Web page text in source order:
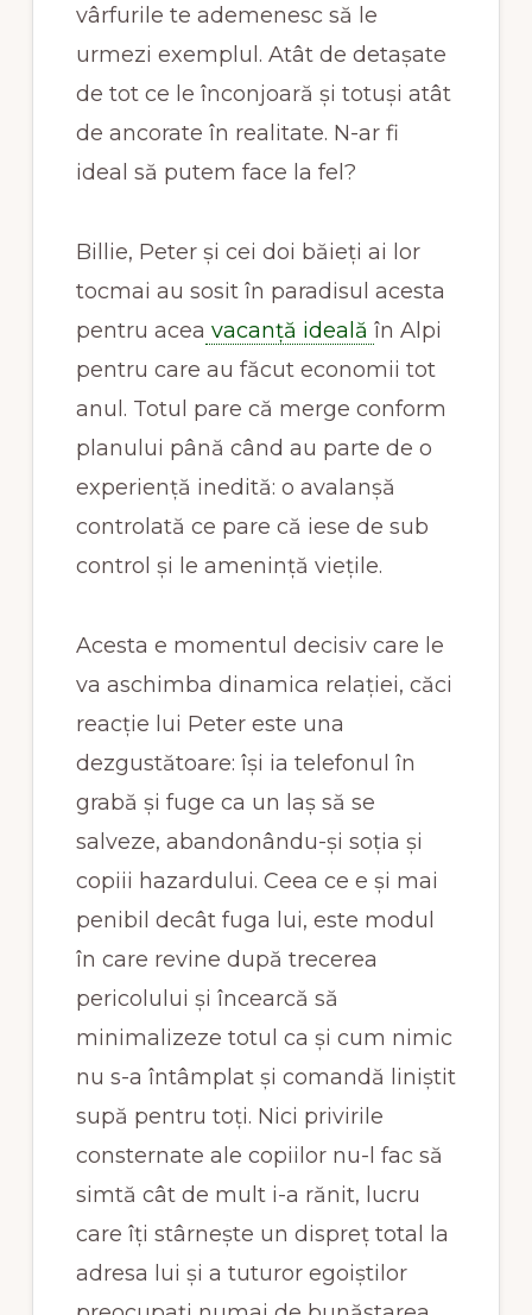
vârfurile te ademenesc să le
urmezi exemplul. Atât de detașate
de tot ce le înconjoară și totuși atât
de ancorate în realitate. N-ar fi
ideal să putem face la fel?
Billie, Peter și cei doi băieți ai lor
tocmai au sosit în paradisul acesta
pentru acea vacanță ideală în Alpi
pentru care au făcut economii tot
anul. Totul pare că merge conform
planului până când au parte de o
experiență inedită: o avalanșă
controlată ce pare că iese de sub
control și le amenință viețile.
Acesta e momentul decisiv care le
va aschimba dinamica relației, căci
reacție lui Peter este una
dezgustătoare: își ia telefonul în
grabă și fuge ca un laș să se
salveze, abandonându-și soția și
copiii hazardului. Ceea ce e și mai
penibil decât fuga lui, este modul
în care revine după trecerea
pericolului și încearcă să
minimalizeze totul ca și cum nimic
nu s-a întâmplat și comandă liniștit
supă pentru toți. Nici privirile
consternate ale copiilor nu-l fac să
simtă cât de mult i-a rănit, lucru
care îți stârnește un dispreț total la
adresa lui și a tuturor egoiștilor